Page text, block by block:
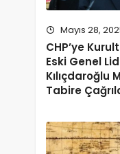
Mayıs 28,
CHP’ye
Eski Genel
Kılıçdaroğlu
Tabire